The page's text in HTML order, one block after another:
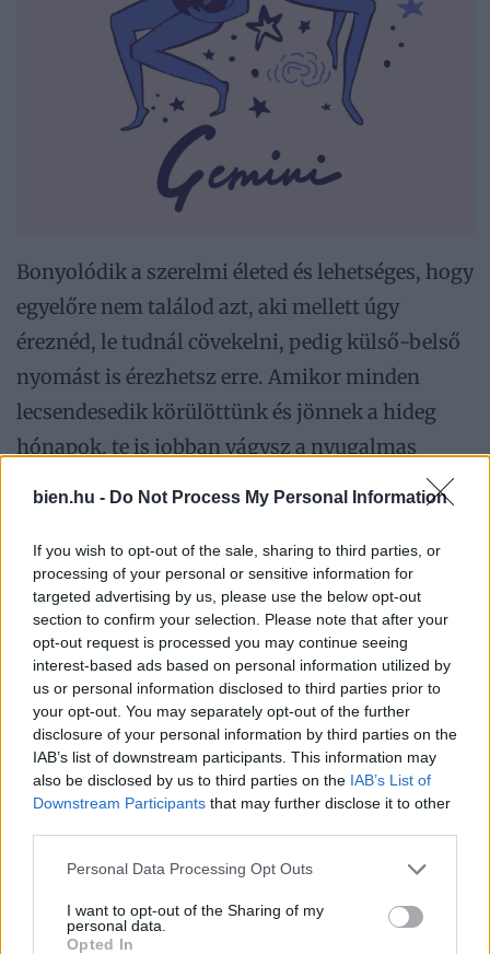
bien.hu - Do Not Process My Personal Information
If you wish to opt-out of the sale, sharing to third parties, or
processing of your personal or sensitive information for
targeted advertising by us, please use the below opt-out
section to confirm your selection. Please note that after your
opt-out request is processed you may continue seeing
interest-based ads based on personal information utilized by
us or personal information disclosed to third parties prior to
your opt-out. You may separately opt-out of the further
disclosure of your personal information by third parties on the
IAB’s list of downstream participants. This information may
also be disclosed by us to third parties on the IAB’s List of
Downstream Participants that may further disclose it to other
Please note that this website/app uses one or more Google
not limited to your visit or usage behaviour. You may click to
grant or deny consent to Google and its third-party tags to
Personal Data Processing Opt Outs
I want to opt-out of the Sharing of my
personal data.
Opted In
Bonyolódik a szerelmi életed és lehetséges, hogy
egyelőre nem találod azt, aki mellett úgy
éreznéd, le tudnál cövekelni, pedig külső-belső
nyomást is érezhetsz erre. Amikor minden
lecsendesedik körülöttünk és jönnek a hideg
hónapok, te is jobban vágysz a nyugalmas
romantikára. Bár a magánéleted nem feltétlenül
szakmai kilátásaid pozitívak – koncentrálj
inkább ezekre!
A cikk folytatódik, lapozz!
« 1/4 »
Ezeket olvassákmost